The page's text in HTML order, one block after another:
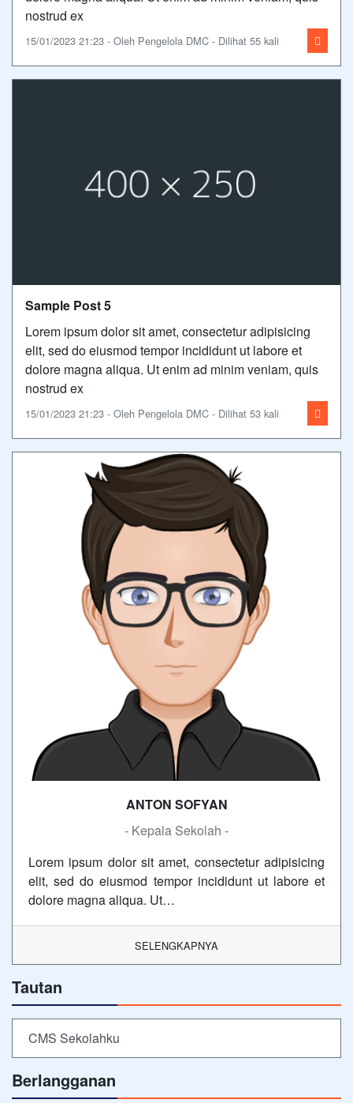
nostrud ex
15/01/2023 21:23 - Oleh Pengelola DMC - Dilihat 55 kali
Sample Post 5
Lorem ipsum dolor sit amet, consectetur adipisicing
elit, sed do eiusmod tempor incididunt ut labore et
dolore magna aliqua. Ut enim ad minim veniam, quis
nostrud ex
15/01/2023 21:23 - Oleh Pengelola DMC - Dilihat 53 kali
ANTON SOFYAN
- Kepala Sekolah -
Lorem ipsum dolor sit amet, consectetur adipisicing
elit, sed do eiusmod tempor incididunt ut labore et
dolore magna aliqua. Ut…
SELENGKAPNYA
Tautan
CMS Sekolahku
Berlangganan